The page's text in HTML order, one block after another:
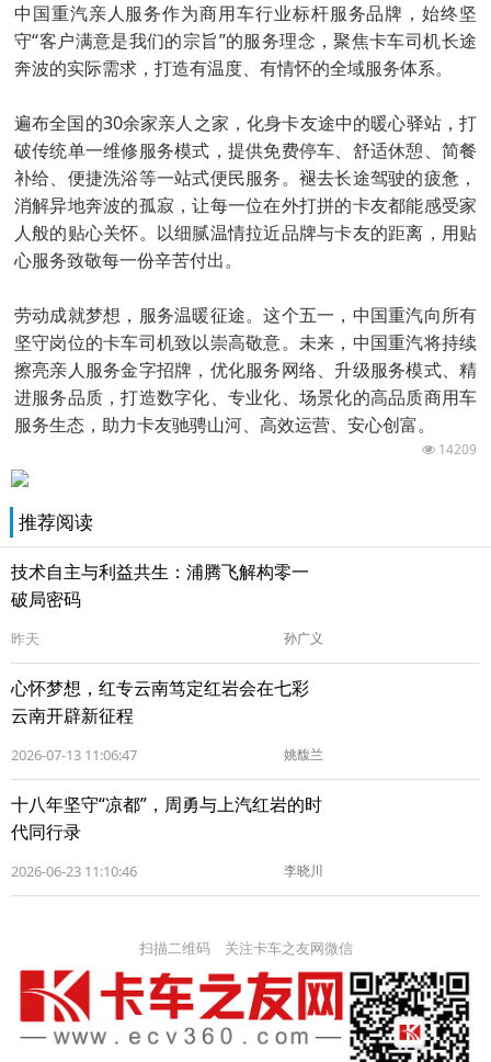
中国重汽亲人服务作为商用车行业标杆服务品牌，始终坚
守“客户满意是我们的宗旨”的服务理念，聚焦卡车司机长途
奔波的实际需求，打造有温度、有情怀的全域服务体系。
遍布全国的30余家亲人之家，化身卡友途中的暖心驿站，打
破传统单一维修服务模式，提供免费停车、舒适休憩、简餐
补给、便捷洗浴等一站式便民服务。褪去长途驾驶的疲惫，
消解异地奔波的孤寂，让每一位在外打拼的卡友都能感受家
人般的贴心关怀。以细腻温情拉近品牌与卡友的距离，用贴
心服务致敬每一份辛苦付出。
劳动成就梦想，服务温暖征途。这个五一，中国重汽向所有
坚守岗位的卡车司机致以崇高敬意。未来，中国重汽将持续
擦亮亲人服务金字招牌，优化服务网络、升级服务模式、精
进服务品质，打造数字化、专业化、场景化的高品质商用车
服务生态，助力卡友驰骋山河、高效运营、安心创富。
14209
推荐阅读
技术自主与利益共生：浦腾飞解构零一
破局密码
昨天 孙广义
心怀梦想，红专云南笃定红岩会在七彩
云南开辟新征程
2026-07-13 11:06:47 姚馥兰
十八年坚守“凉都”，周勇与上汽红岩的时
代同行录
2026-06-23 11:10:46 李晓川
扫描二维码 关注卡车之友网微信